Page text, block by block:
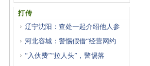
打传
辽宁沈阳：查处一起介绍他人参
河北容城：警惕假借“经营网约
“入伙费”“拉人头”，警惕落